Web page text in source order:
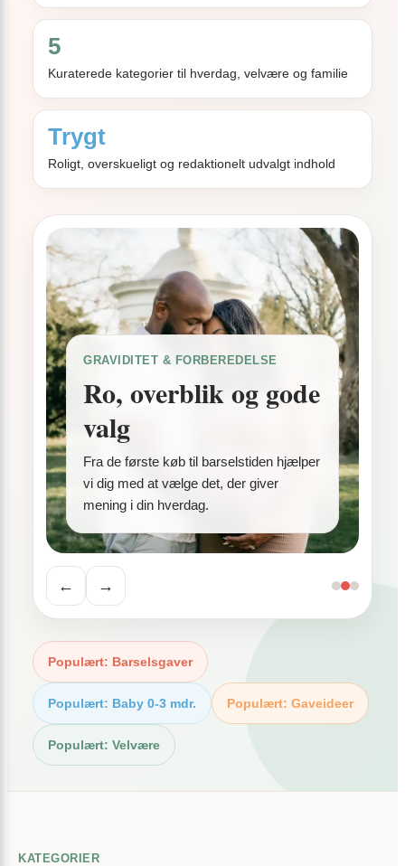
5
Kuraterede kategorier til hverdag, velvære og familie
Trygt
Roligt, overskueligt og redaktionelt udvalgt indhold
GRAVIDITET & FORBEREDELSE
Ro, overblik og gode
valg
Fra de første køb til barselstiden hjælper
vi dig med at vælge det, der giver
mening i din hverdag.
← →
Populært: Barselsgaver
Populært: Baby 0-3 mdr. Populært: Gaveideer
Populært: Velvære
KATEGORIER